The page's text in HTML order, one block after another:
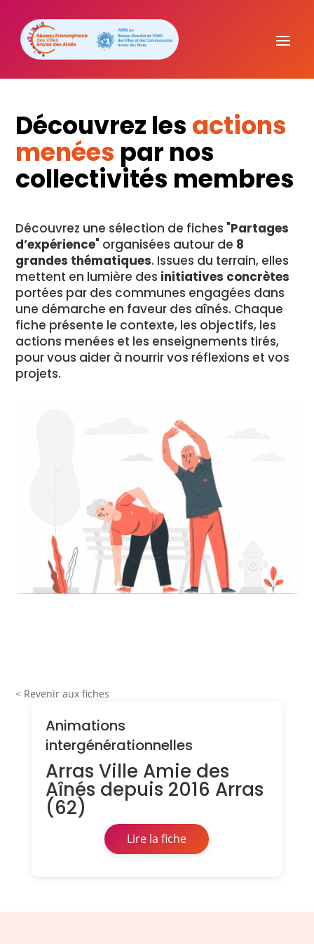
Découvrez les actions
menées par nos
collectivités membres
Découvrez une sélection de fiches "Partages
d’expérience" organisées autour de 8
grandes thématiques. Issues du terrain, elles
mettent en lumière des initiatives concrètes
portées par des communes engagées dans
une démarche en faveur des aînés. Chaque
fiche présente le contexte, les objectifs, les
actions menées et les enseignements tirés,
pour vous aider à nourrir vos réflexions et vos
projets.
< Revenir aux fiches
Animations
intergénérationnelles
Arras Ville Amie des
Aînés depuis 2016 Arras
(62)
Lire la fiche